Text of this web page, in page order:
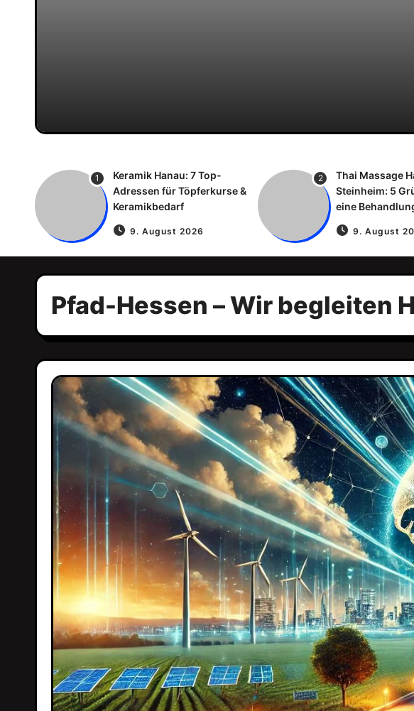
1
Keramik Hanau: 7 Top-
Adressen für Töpferkurse &
Keramikbedarf
9. August 2026
2
Thai Massage
Steinheim: 5
eine
9. August
Pfad-Hessen – Wir begleiten